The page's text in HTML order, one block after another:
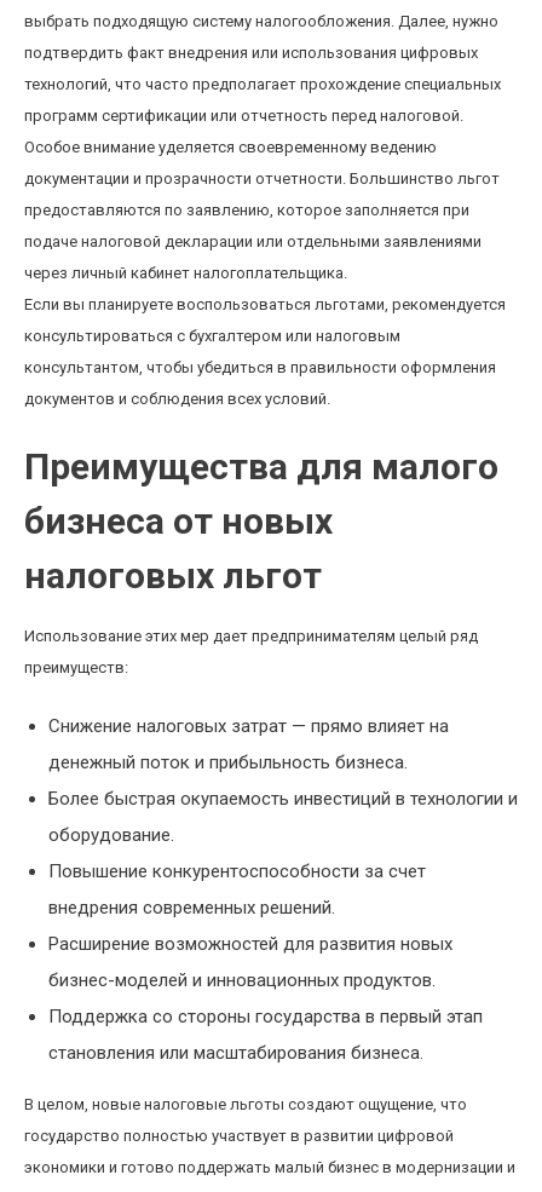
выбрать подходящую систему налогообложения. Далее, нужно
подтвердить факт внедрения или использования цифровых
технологий, что часто предполагает прохождение специальных
программ сертификации или отчетность перед налоговой.
Особое внимание уделяется своевременному ведению
документации и прозрачности отчетности. Большинство льгот
предоставляются по заявлению, которое заполняется при
подаче налоговой декларации или отдельными заявлениями
через личный кабинет налогоплательщика.
Если вы планируете воспользоваться льготами, рекомендуется
консультироваться с бухгалтером или налоговым
консультантом, чтобы убедиться в правильности оформления
документов и соблюдения всех условий.
Преимущества для малого
бизнеса от новых
налоговых льгот
Использование этих мер дает предпринимателям целый ряд
преимуществ:
Снижение налоговых затрат — прямо влияет на
денежный поток и прибыльность бизнеса.
Более быстрая окупаемость инвестиций в технологии и
оборудование.
Повышение конкурентоспособности за счет
внедрения современных решений.
Расширение возможностей для развития новых
бизнес-моделей и инновационных продуктов.
Поддержка со стороны государства в первый этап
становления или масштабирования бизнеса.
В целом, новые налоговые льготы создают ощущение, что
государство полностью участвует в развитии цифровой
экономики и готово поддержать малый бизнес в модернизации и